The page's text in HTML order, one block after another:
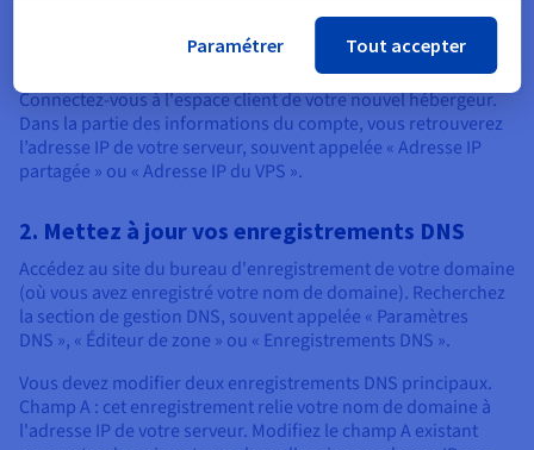
1. Obtenez l'adresse IP de votre nouveau
Connectez-vous à l'espace client de votre nouvel hébergeur.
Dans la partie des informations du compte, vous retrouverez
l’adresse IP de votre serveur, souvent appelée « Adresse IP
partagée » ou « Adresse IP du VPS ».
2. Mettez à jour vos enregistrements DNS
Accédez au site du bureau d'enregistrement de votre domaine
(où vous avez enregistré votre nom de domaine). Recherchez
la section de gestion DNS, souvent appelée « Paramètres
DNS », « Éditeur de zone » ou « Enregistrements DNS ».
Vous devez modifier deux enregistrements DNS principaux.
Champ A : cet enregistrement relie votre nom de domaine à
l'adresse IP de votre serveur. Modifiez le champ A existant
Paramétrer Tout accepter